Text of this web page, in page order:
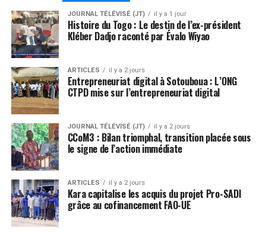
JOURNAL TÉLÉVISÉ (JT) il y a 1 jour
Histoire du Togo : Le destin de l’ex-président
Kléber Dadjo raconté par Évalo Wiyao
ARTICLES il y a 2 jours
Entrepreneuriat digital à Sotouboua : L’ONG
CTPD mise sur l’entrepreneuriat digital
JOURNAL TÉLÉVISÉ (JT) il y a 2 jours
CCoM3 : Bilan triomphal, transition placée sous
le signe de l’action immédiate
ARTICLES il y a 2 jours
Kara capitalise les acquis du projet Pro-SADI
grâce au cofinancement FAO-UE